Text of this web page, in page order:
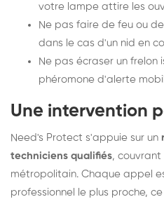
votre lampe attire les
Ne pas faire de feu ou
dans le cas d'un nid en
Ne pas écraser un frelon
phéromone d'alerte
Une intervention
Need's Protect s'appuie sur un
techniciens qualifiés,
métropolitain. Chaque appel
professionnel le plus proche,